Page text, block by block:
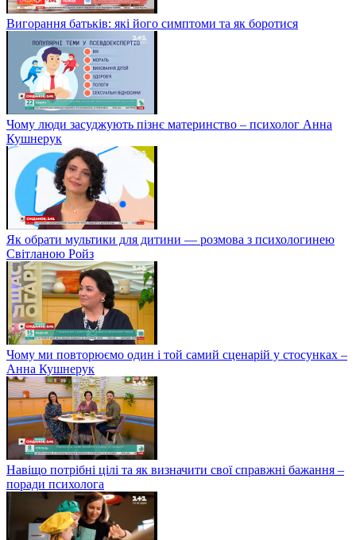
Вигорання батьків: які його симптоми та як боротися
Чому люди засуджують пізнє материнство – психолог Анна
Кушнерук
Як обрати мультики для дитини — розмова з психологинею
Світланою Ройз
Чому ми повторюємо один і той самий сценарій у стосунках –
Анна Кушнерук
Навіщо потрібні цілі та як визначити свої справжні бажання –
поради психолога